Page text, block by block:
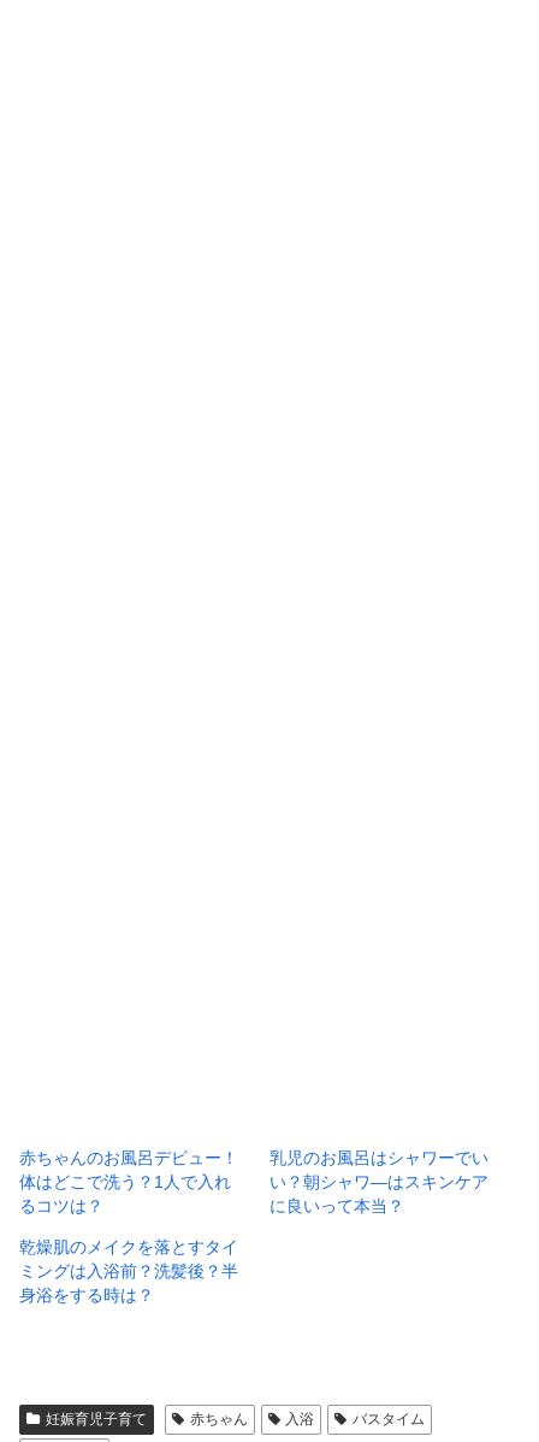
赤ちゃんのお風呂デビュー！
体はどこで洗う？1人で入れ
るコツは？
乳児のお風呂はシャワーでい
い？朝シャワ―はスキンケア
に良いって本当？
乾燥肌のメイクを落とすタイ
ミングは入浴前？洗髪後？半
身浴をする時は？
妊娠育児子育て 赤ちゃん 入浴
バスタイム